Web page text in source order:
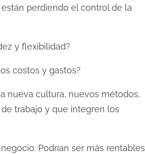
perdiendo el control de la
y flexibilidad?
costos y gastos?
nueva cultura, nuevos métodos,
trabajo y que integren los
Podrían ser más rentables